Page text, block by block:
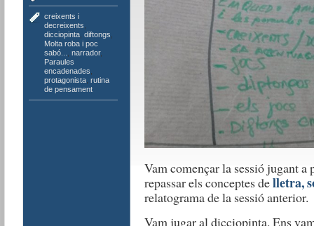
creixents i
decreixents
dicciopinta, diftongs
Molta roba i poc
sabó...
narrador,
Paraules
encadenades
protagonista, rutina
de pensament
Vam començar la sessió jugant
repassar els conceptes delletra,
relatograma de la sessió anterior.
Vam jugar al dicciopinta. Ens